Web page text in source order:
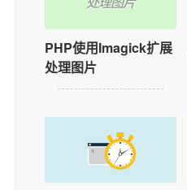
PHP使用Imagick扩展
处理图片